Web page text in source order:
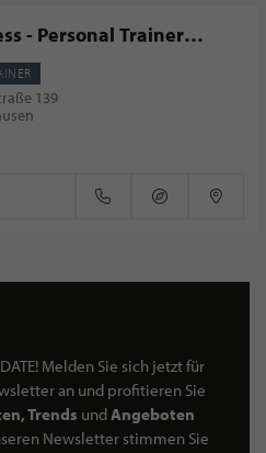
- Personal Trainer
139
Melden Sie sich jetzt für
an und profitieren Sie
Trends undAngeboten
Newsletter stimmen Sie